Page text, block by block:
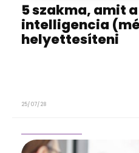
5 szakma, amit
intelligencia
helyettesíteni
25/07/28